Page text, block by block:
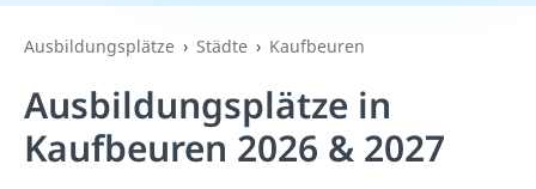
Ausbildungsplätze Städte Kaufbeuren
Ausbildungsplätze in
Kaufbeuren 2026 & 2027